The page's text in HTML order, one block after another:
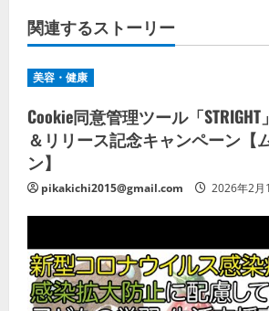
関連するストーリー
美容・健康
Cookie同意管理ツール「
＆リリース記念キャンペーン【
ン】
pikakichi2015@gmail.com 2026年2月